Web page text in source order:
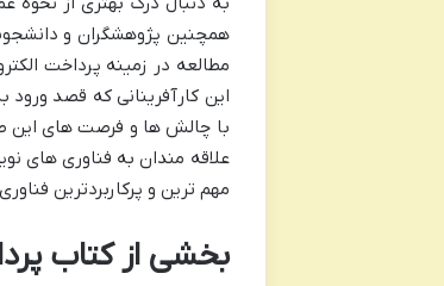
همچنین پژوهشگران و
مطالعه در زمینه پرداخت
این کارآفرینانی که قصد ورود
با چالش ها و فرصت های این
علاقه مندان به فناوری های
مهم ترین و پرکاربردترین
بخشی از کتاب